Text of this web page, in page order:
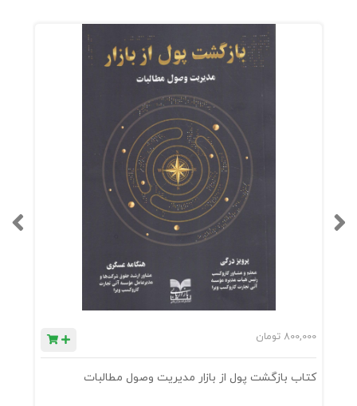
800,000 تومان
کتاب بازگشت پول از بازار مدیریت وصول مطالبات